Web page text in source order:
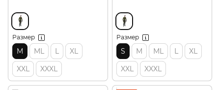
Размер
M ML L
XL
XXL
XXXL
Размер
S M ML L
XL
XXL
XXXL